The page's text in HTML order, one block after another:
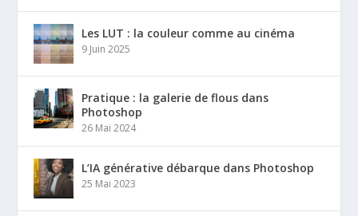
Les LUT : la couleur comme au cinéma
9 Juin 2025
Pratique : la galerie de flous dans
Photoshop
26 Mai 2024
L’IA générative débarque dans Photoshop
25 Mai 2023